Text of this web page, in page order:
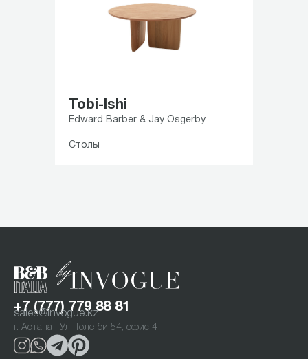
Tobi-Ishi
Edward Barber & Jay Osgerby
Столы
+7 (777) 779 88 81
sales@invogue.kz
г. Астана , Ул. Толе би 54, офис 4